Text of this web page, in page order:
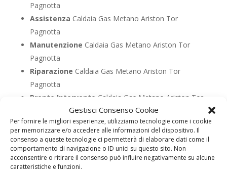
Gestisci Consenso Cookie
Per fornire le migliori esperienze, utilizziamo tecnologie come i cookie
per memorizzare e/o accedere alle informazioni del dispositivo. Il
consenso a queste tecnologie ci permetterà di elaborare dati come il
comportamento di navigazione o ID unici su questo sito. Non
acconsentire o ritirare il consenso può influire negativamente su alcune
caratteristiche e funzioni.
Pagnotta
Assistenza Caldaia Gas Metano Ariston Tor
Pagnotta
Manutenzione Caldaia Gas Metano Ariston Tor
Pagnotta
Riparazione Caldaia Gas Metano Ariston Tor
Pagnotta
Pronto Intervento Caldaia Gas Metano Ariston Tor
SostituzioneCaldaia Gas Metano Ariston Tor
Pagnotta
PuliziaCaldaia Gas Metano Ariston Tor Pagnotta
Controllo Fumi
Caldaia Gas Metano Ariston Tor